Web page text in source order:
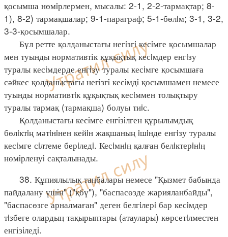
қосымша нөмiрлермен, мысалы: 2-1, 2-2-тармақтар; 8-
1), 8-2) тармақшалар; 9-1-параграф; 5-1-бөлiм; 3-1, 3-2,
3-3-қосымшалар.
Бұл ретте қолданыстағы негiзгi кесiмге қосымшалар
мен туынды нормативтік құқықтық кесiмдер енгiзу
туралы кесiмдерде енгiзу туралы кесiмге қосымшаға
сәйкес қолданыстағы негiзгi кесiмдi қосымшамен немесе
туынды нормативтiк құқықтық кесiммен толықтыру
туралы тармақ (тармақша) болуы тиiс.
Қолданыстағы кесiмге енгiзiлген құрылымдық
бөлiктiң мәтiнiнен кейiн жақшаның iшiнде енгiзу туралы
кесiмге сiлтеме берiледi. Кесiмнiң қалған белiктерiнiң
нөмiрленуi сақталынады.
38. Құпиялылық таңбалары немесе "Қызмет бабында
пайдалану үшiн" ("қбү"), "баспасөзде жарияланбайды",
"баспасөзге арналмаған" деген белгiлерi бар кесiмдер
тiзбеге олардың тақырыптары (атаулары) көрсетiлместен
енгізiледi.